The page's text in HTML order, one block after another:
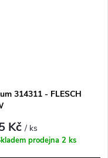
314311 - FLESCH
Kč/ ks
prodejna 2 ks